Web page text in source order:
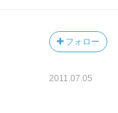
フォロー
2011.07.05